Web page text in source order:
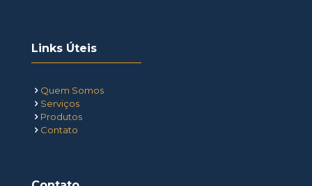
Links Úteis
Quem Somos
Serviços
Produtos
Contato